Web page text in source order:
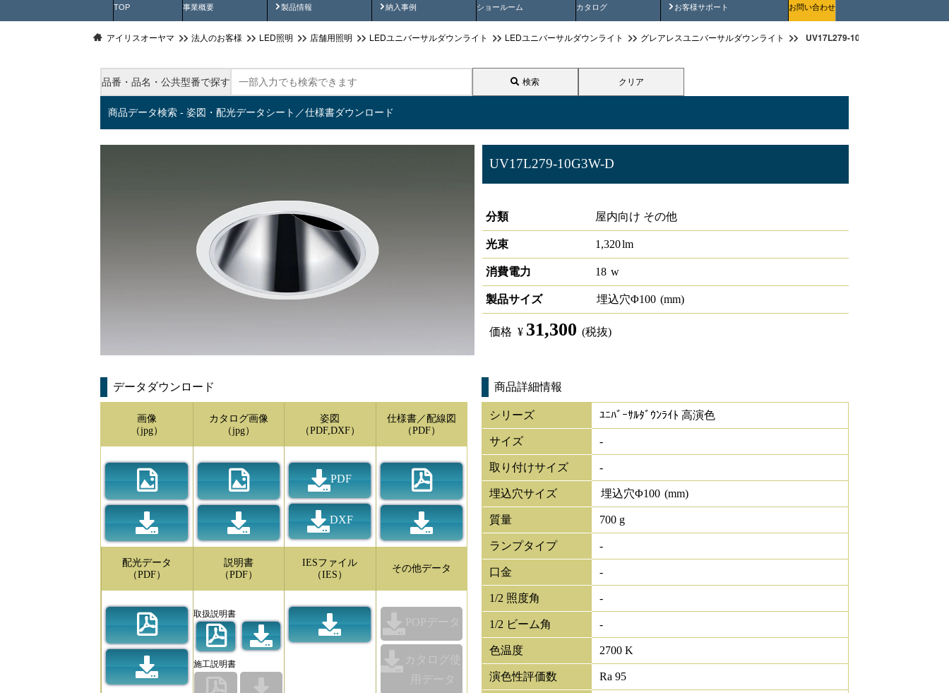
TOP 事業概要 製品情報
製品動画 納入事例
納入事例動画 ショールーム カタログ お客様サポート
安全にご使用いただくためにお問い合わせ
アイリスオーヤマ 法人のお客様 LED照明 店舗用照明 LEDユニバーサルダウンライト LEDユニバーサルダウンライト グレアレスユニバーサルダウンライト UV17L279-10G3W-D（高演色グレ
品番・品名・公共型番で探す 検索 クリア
商品データ検索 - 姿図・配光データシート／仕様書ダウンロード
UV17L279-10G3W-D
分類
屋内向け その他
光束 1,320lm
消費電力 18 w
製品サイズ 埋込穴Φ100 (mm)
価格 ¥ 31,300 (税抜)
データダウンロード
画像
（jpg）
カタログ画像
（jpg）
姿図
（PDF,DXF）
PDF
DXF
仕様書／配線図
（PDF）
配光データ
（PDF）
説明書
（PDF）
取扱説明書
施工説明書
IESファイル
（IES）
その他データ
POPデータ
カタログ使
用データ
商品詳細情報
シリーズ ﾕﾆﾊﾞｰｻﾙﾀﾞｳﾝﾗｲﾄ 高演色
サイズ -
取り付けサイズ -
埋込穴サイズ 埋込穴Φ100 (mm)
質量 700 g
ランプタイプ -
口金 -
1/2 照度角 -
1/2 ビーム角 -
色温度 2700 K
演色性評価数 Ra 95